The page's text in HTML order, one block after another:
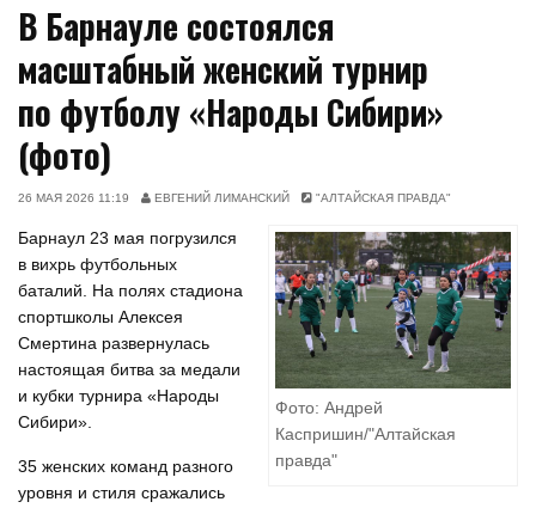
В Барнауле состоялся
масштабный женский турнир
по футболу «Народы Сибири»
(фото)
26 МАЯ 2026 11:19 ЕВГЕНИЙ ЛИМАНСКИЙ "АЛТАЙСКАЯ ПРАВДА"
Фото: Андрей
Каспришин/"Алтайская
правда"
Барнаул 23 мая погрузился
в вихрь футбольных
баталий. На полях стадиона
спортшколы Алексея
Смертина развернулась
настоящая битва за медали
и кубки турнира «Народы
Сибири».
35 женских команд разного
уровня и стиля сражались